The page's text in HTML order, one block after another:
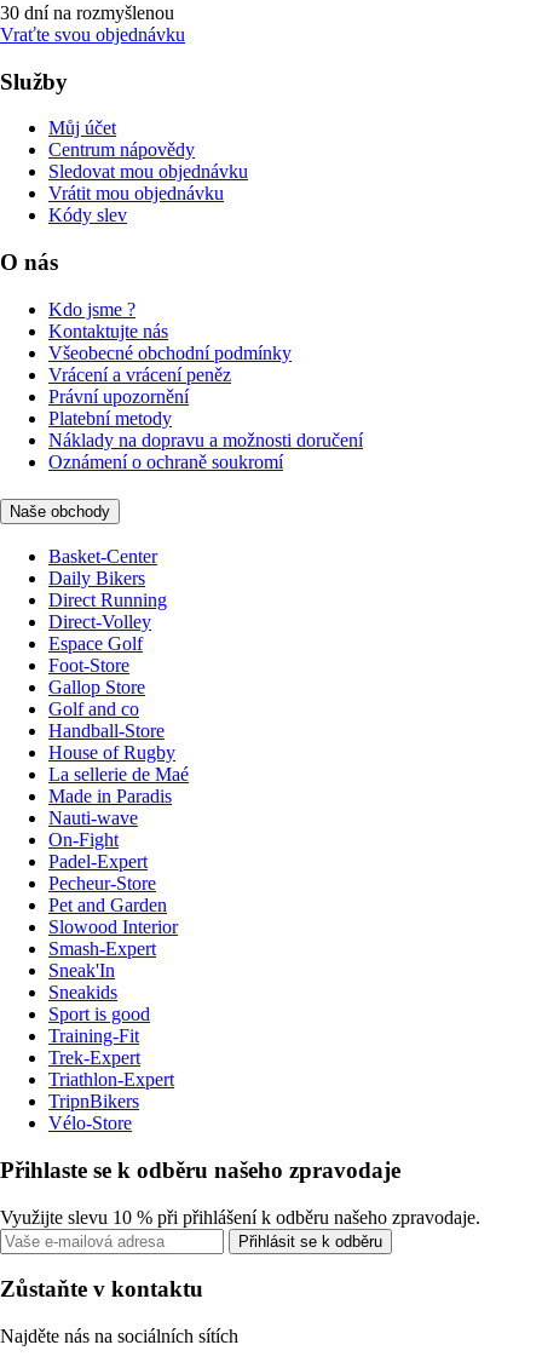
30 dní na rozmyšlenou
Vraťte svou objednávku
Služby
Můj účet
Centrum nápovědy
Sledovat mou objednávku
Vrátit mou objednávku
Kódy slev
O nás
Kdo jsme ?
Kontaktujte nás
Všeobecné obchodní podmínky
Vrácení a vrácení peněz
Právní upozornění
Platební metody
Náklady na dopravu a možnosti doručení
Oznámení o ochraně soukromí
Naše obchody
Basket-Center
Daily Bikers
Direct Running
Direct-Volley
Espace Golf
Foot-Store
Gallop Store
Golf and co
Handball-Store
House of Rugby
La sellerie de Maé
Made in Paradis
Nauti-wave
On-Fight
Padel-Expert
Pecheur-Store
Pet and Garden
Slowood Interior
Smash-Expert
Sneak'In
Sneakids
Sport is good
Training-Fit
Trek-Expert
Triathlon-Expert
TripnBikers
Vélo-Store
Přihlaste se k odběru našeho zpravodaje
Využijte slevu 10 % při přihlášení k odběru našeho zpravodaje.
Přihlásit se k odběru
Zůstaňte v kontaktu
Najděte nás na sociálních sítích